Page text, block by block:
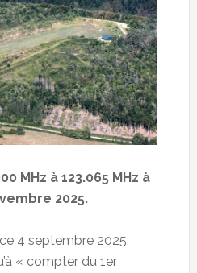
MHz à 123.065 MHz à
2025.
4 septembre 2025,
« compter du 1er